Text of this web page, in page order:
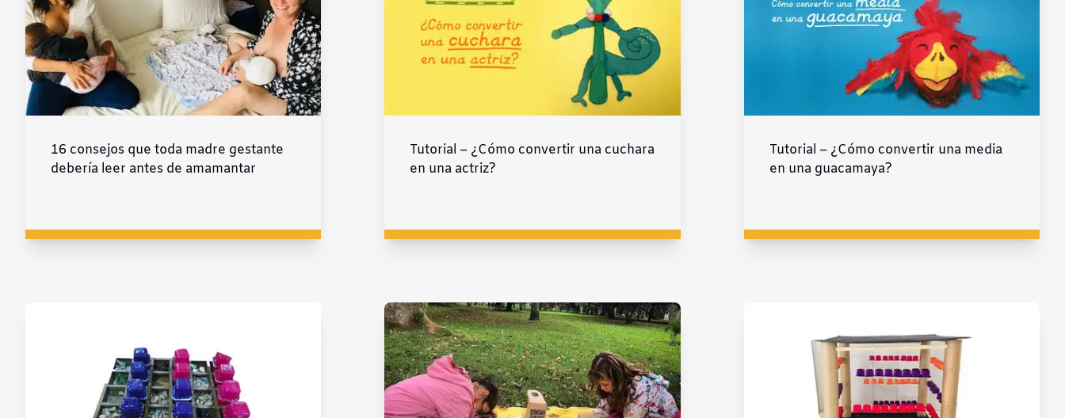
16 consejos que toda madre gestante
debería leer antes de amamantar
Tutorial – ¿Cómo convertir una cuchara
en una actriz?
Tutorial – ¿Cómo convertir una media
en una guacamaya?